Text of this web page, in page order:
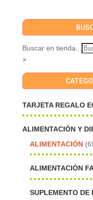
Buscar en tienda...
×
TARJETA REGALO
ALIMENTACIÓN Y
ALIMENTACIÓN
ALIMENTACIÓN
SUPLEMENTO DE